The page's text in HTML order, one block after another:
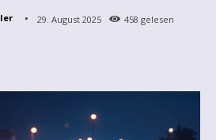
29. August 2025 458 gelesen